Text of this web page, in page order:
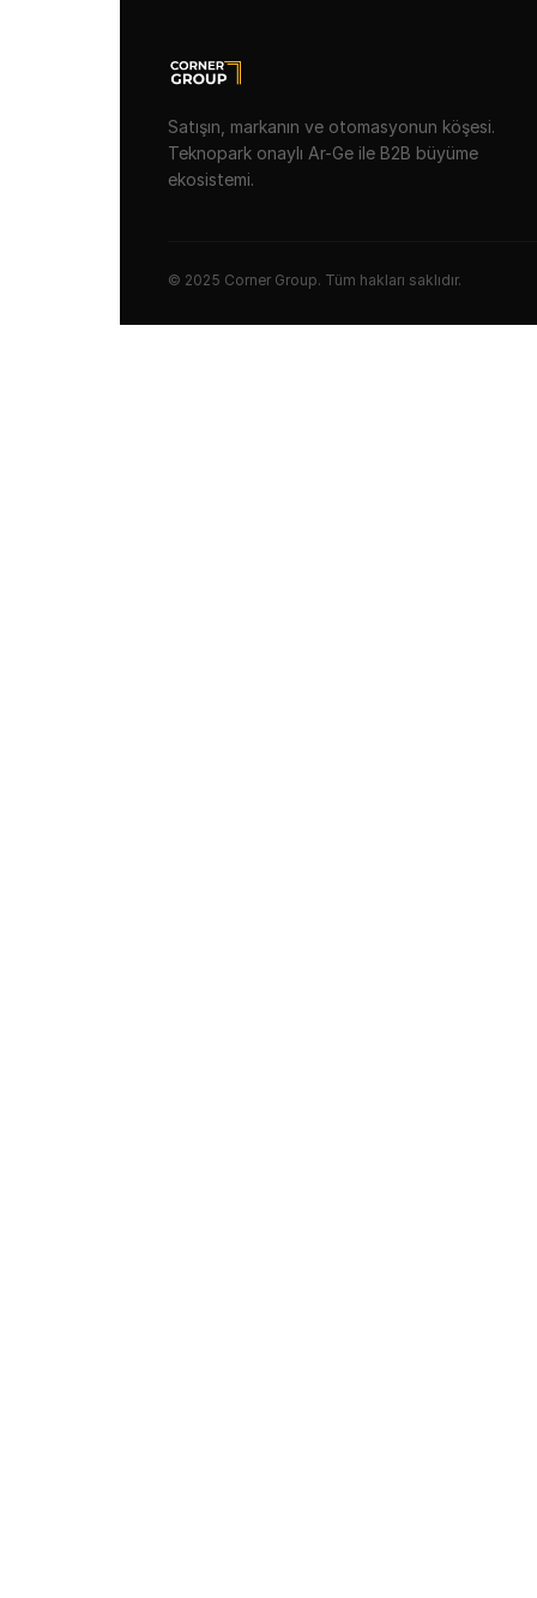
Satışın, markanın ve otomasyonun köşesi.
Teknopark onaylı Ar-Ge ile B2B büyüme
ekosistemi.
© 2025 Corner Group. Tüm hakları saklıdır.